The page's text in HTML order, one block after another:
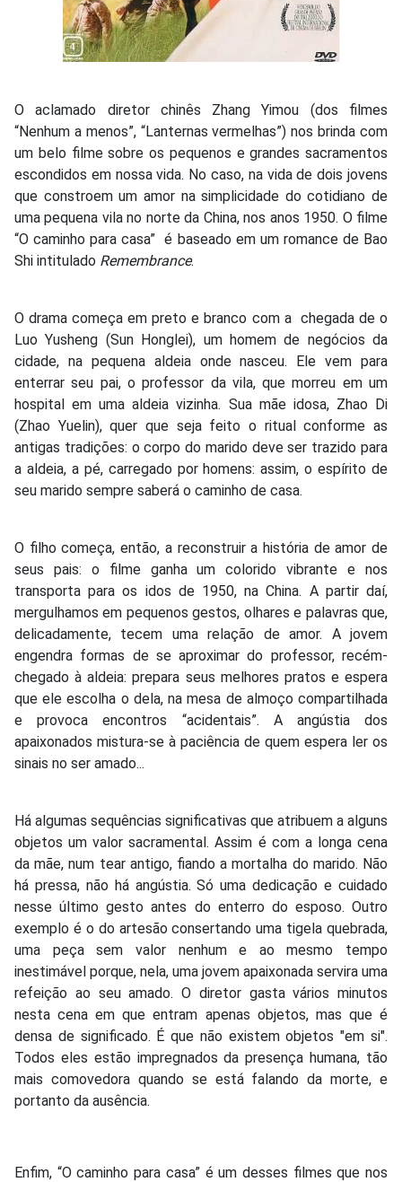
O aclamado diretor chinês Zhang Yimou (dos filmes
“Nenhum a menos”, “Lanternas vermelhas”) nos brinda com
um belo filme sobre os pequenos e grandes sacramentos
escondidos em nossa vida. No caso, na vida de dois jovens
que constroem um amor na simplicidade do cotidiano de
uma pequena vila no norte da China, nos anos 1950. O filme
“O caminho para casa” é baseado em um romance de Bao
Shi intitulado Remembrance.
O drama começa em preto e branco com a chegada de o
Luo Yusheng (Sun Honglei), um homem de negócios da
cidade, na pequena aldeia onde nasceu. Ele vem para
enterrar seu pai, o professor da vila, que morreu em um
hospital em uma aldeia vizinha. Sua mãe idosa, Zhao Di
(Zhao Yuelin), quer que seja feito o ritual conforme as
antigas tradições: o corpo do marido deve ser trazido para
a aldeia, a pé, carregado por homens: assim, o espírito de
seu marido sempre saberá o caminho de casa.
O filho começa, então, a reconstruir a história de amor de
seus pais: o filme ganha um colorido vibrante e nos
transporta para os idos de 1950, na China. A partir daí,
mergulhamos em pequenos gestos, olhares e palavras que,
delicadamente, tecem uma relação de amor. A jovem
engendra formas de se aproximar do professor, recém-
chegado à aldeia: prepara seus melhores pratos e espera
que ele escolha o dela, na mesa de almoço compartilhada
e provoca encontros “acidentais”. A angústia dos
apaixonados mistura-se à paciência de quem espera ler os
sinais no ser amado...
Há algumas sequências significativas que atribuem a alguns
objetos um valor sacramental. Assim é com a longa cena
da mãe, num tear antigo, fiando a mortalha do marido. Não
há pressa, não há angústia. Só uma dedicação e cuidado
nesse último gesto antes do enterro do esposo. Outro
exemplo é o do artesão consertando uma tigela quebrada,
uma peça sem valor nenhum e ao mesmo tempo
inestimável porque, nela, uma jovem apaixonada servira uma
refeição ao seu amado. O diretor gasta vários minutos
nesta cena em que entram apenas objetos, mas que é
densa de significado. É que não existem objetos "em si".
Todos eles estão impregnados da presença humana, tão
mais comovedora quando se está falando da morte, e
portanto da ausência.
Enfim, “O caminho para casa” é um desses filmes que nos